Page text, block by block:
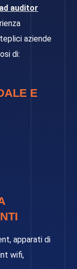
auditor
aziende
di:
E
apparati di
wifi,